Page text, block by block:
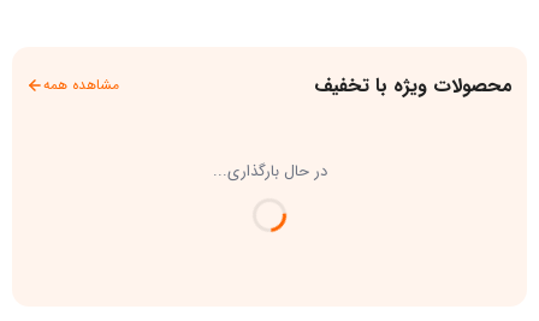
محصولات ویژه با تخفیف مشاهده همه
در حال بارگذاری...